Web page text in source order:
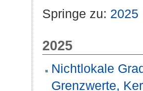
Springe zu: 2025
2025
Nichtlokale
Grenzwerte,